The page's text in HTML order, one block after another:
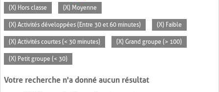
(X) Hors classe (X) Moyenne
(X) Activités développées (Entre 30 et 60 minutes) (X) Faible
(X) Activités courtes (< 30 minutes) (X) Grand groupe (> 100)
(X) Petit groupe (< 30)
Votre recherche n'a donné aucun résultat